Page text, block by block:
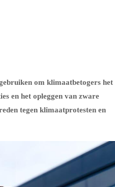
om klimaatbetogers het
en het opleggen van zware
tegen klimaatprotesten en